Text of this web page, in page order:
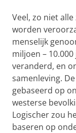
Veel, zo niet
worden
menselijk
miljoen –
veranderd, en
samenleving.
gebaseerd op
westerse
Logischer zou
baseren op